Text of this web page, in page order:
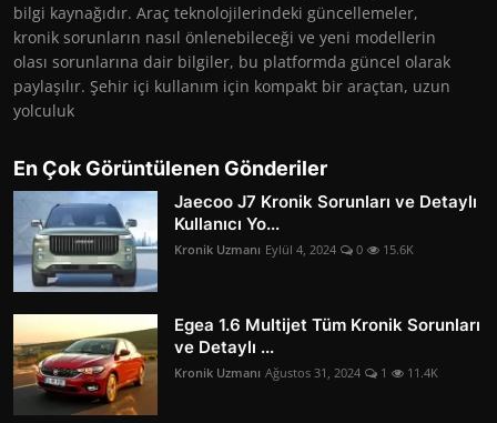
bilgi kaynağıdır. Araç teknolojilerindeki güncellemeler,
kronik sorunların nasıl önlenebileceği ve yeni modellerin
olası sorunlarına dair bilgiler, bu platformda güncel olarak
paylaşılır. Şehir içi kullanım için kompakt bir araçtan, uzun
yolculuk
En Çok Görüntülenen Gönderiler
Jaecoo J7 Kronik Sorunları ve Detaylı
Kullanıcı Yo...
Kronik Uzmanı Eylül 4, 2024 0 15.6K
Egea 1.6 Multijet Tüm Kronik Sorunları
ve Detaylı ...
Kronik Uzmanı Ağustos 31, 2024 1 11.4K